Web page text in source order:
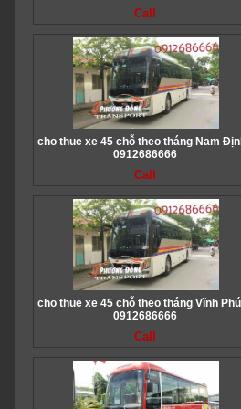
Call
cho thue xe 45 chỗ theo tháng Nam
0912686666
Call
cho thue xe 45 chỗ theo tháng Vĩnh
0912686666
Call